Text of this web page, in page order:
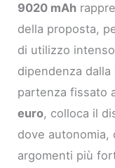
9020 mAh
della proposta,
di utilizzo
dipendenza
partenza fissato
euro, colloca il
dove autonomia,
argomenti più